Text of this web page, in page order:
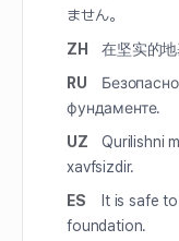
ません。
ZH
在坚实的地
RU
фундаменте.
UZ
Qurilishni
xavfsizdir.
ES
It is safe
foundation.